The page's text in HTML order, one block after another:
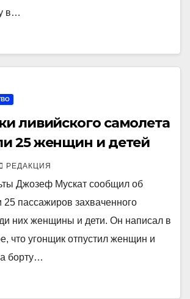
в…
ливийского самолета
25 женщин и детей
РЕДАКЦИЯ
Джозеф Мускат сообщил об
пассажиров захваченного
них женщины и дети. Он написал в
что угонщик отпустил женщин и
борту…